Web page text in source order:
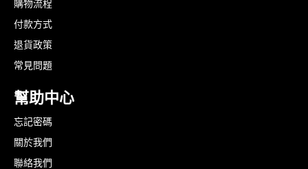
購物流程
付款方式
退貨政策
常見問題
幫助中心
忘記密碼
關於我們
聯絡我們